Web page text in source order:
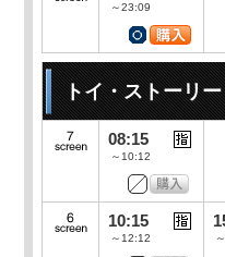
～23:09
トイ・ストーリ
08:15
～10:12
10:15
～12:12